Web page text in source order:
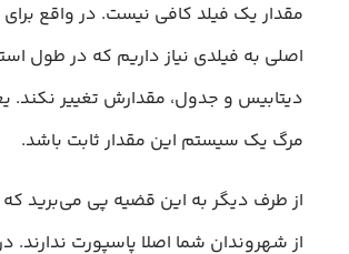
مقدار یک فیلد کافی نیست. در واقع برای
اصلی به فیلدی نیاز داریم که در طول
دیتابیس و جدول، مقدارش تغییر نکند.
مرگ یک سیستم این مقدار ثابت باشد.
از طرف دیگر به این قضیه پی می‌برید که
از شهروندان شما اصلا پاسپورت ندارند.